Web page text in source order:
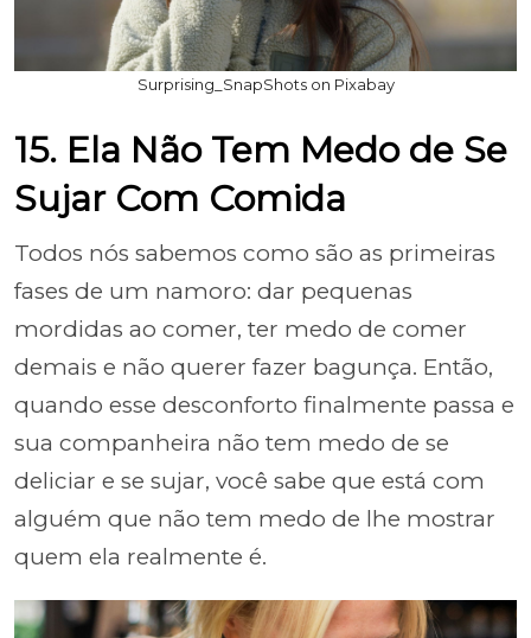
Surprising_SnapShots on Pixabay
15. Ela Não Tem Medo de Se
Sujar Com Comida
Todos nós sabemos como são as primeiras
fases de um namoro: dar pequenas
mordidas ao comer, ter medo de comer
demais e não querer fazer bagunça. Então,
quando esse desconforto finalmente passa e
sua companheira não tem medo de se
deliciar e se sujar, você sabe que está com
alguém que não tem medo de lhe mostrar
quem ela realmente é.